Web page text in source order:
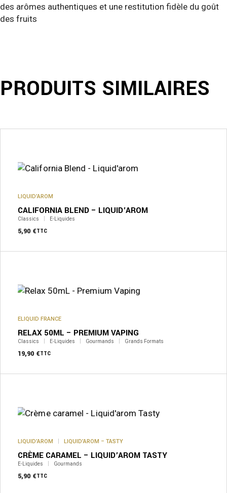
des arômes authentiques et une restitution fidèle du goût
des fruits
PRODUITS SIMILAIRES
LIQUID’AROM
CALIFORNIA BLEND – LIQUID’AROM
Classics E-Liquides
5,90 €TTC
variations.
peuvent
choisies
page
produit
ELIQUID FRANCE
RELAX 50ML – PREMIUM VAPING
Classics E-Liquides Gourmands Grands Formats
19,90 €TTC
LIQUID’AROM LIQUID’AROM – TASTY
CRÈME CARAMEL – LIQUID’AROM TASTY
E-Liquides Gourmands
5,90 €TTC
variations.
peuvent
choisies
page